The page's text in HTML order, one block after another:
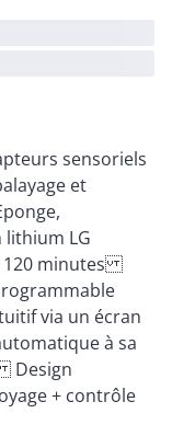
sensoriels
et
LG
120 minutes
via un écran
à sa
Design
+ contrôle